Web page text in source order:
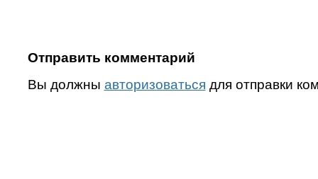
Отправить комментарий
Вы должны авторизоваться для отправки